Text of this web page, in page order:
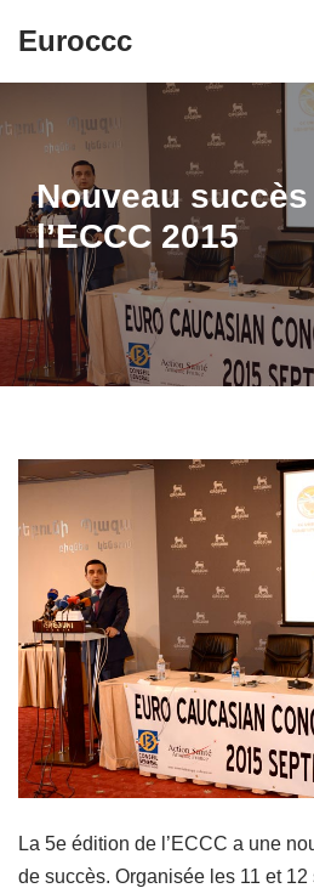
contenu
Euroccc
Nouveau
l’ECCC 2015
La 5e édition de l’ECCC a une
de succès. Organisée les 11 et